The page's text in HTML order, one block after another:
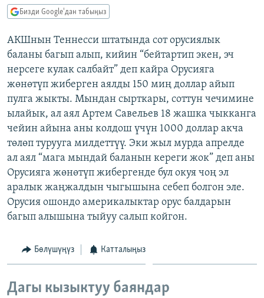
ЭКСПЕРТТЕР ТАЛДАЙТ
БИЗ ЖАНА ДҮЙНӨ
ЭЖЕ-СИҢДИЛЕР
ЫҢГАЙСЫЗ СУРООЛОР
ӨЗГӨЧӨ ПИКИР
Русский
ОНЛАЙН ШЕРИНЕ
ЭЕ/АРнун бардык сайттары
Бизди Google'дан табыңыз
АКШнын Теннесси штатында сот орусиялык
баланы багып алып, кийин “бейтартип экен, эч
нерсеге кулак салбайт” деп кайра Орусияга
жөнөтүп жиберген аялды 150 миң доллар айып
пулга жыкты. Мындан сырткары, соттун чечимине
ылайык, ал аял Артем Савельев 18 жашка чыкканга
чейин айына аны колдош үчүн 1000 доллар акча
төлөп турууга милдеттүү. Эки жыл мурда апрелде
ал аял “мага мындай баланын кереги жок” деп аны
Орусияга жөнөтүп жибергенде бул окуя чоң эл
аралык жаңжалдын чыгышына себеп болгон эле.
Орусия ошондо америкалыктар орус балдарын
багып алышына тыйуу салып койгон.
Бөлүшүңүз Катталыңыз
Дагы кызыктуу баяндар